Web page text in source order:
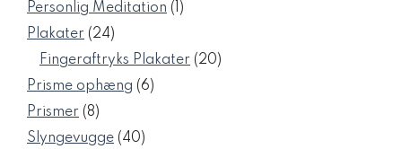
Personlig Meditation 11
Plakater 2424
varer
Fingeraftryks Plakater 2020
Prisme ophæng 66
Prismer 88
varer
Slyngevugge 4040